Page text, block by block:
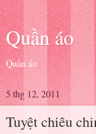
Quần áo
Quần áo
5 thg 12, 2011
Tuyệt chiêu